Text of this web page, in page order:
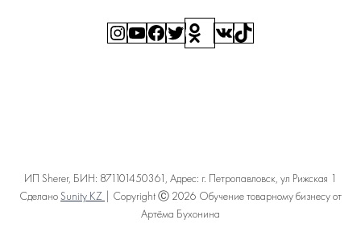
Instagram
YouTube
Facebook
TwitterСсылкаВКонтакте
TikTok
ИП Sherer, БИН: 871101450361, Адрес: г. Петропавловск, ул Рижская 1
Сделано Sunity KZ | Copyright Ⓒ 2026 Обучение товарному бизнесу от
Артёма Бухонина